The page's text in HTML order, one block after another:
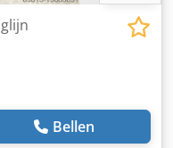
Bellen